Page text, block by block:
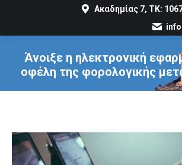
Ακαδημίας 7, ΤΚ:
Άνοιξε η ηλεκτρονική
οφέλη της φορολογικής
You are